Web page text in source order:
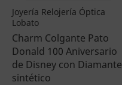
Joyería Relojería Óptica
Lobato
Charm Colgante Pato
Donald 100 Aniversario
de Disney con Diamante
sintético